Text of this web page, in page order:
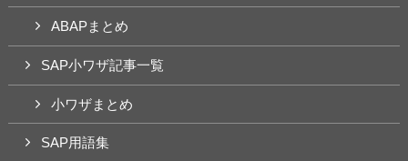
ABAPまとめ
SAP小ワザ記事一覧
小ワザまとめ
SAP用語集